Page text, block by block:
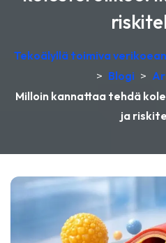
Tekoälyllä toimiva
> Blogi >
Milloin kannattaa tehdä
ja